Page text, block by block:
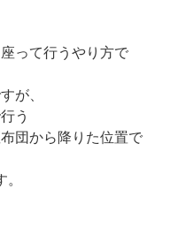
って行うやり方で
が、
う
団から降りた位置で